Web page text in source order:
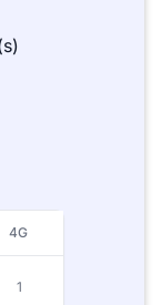
4G
1